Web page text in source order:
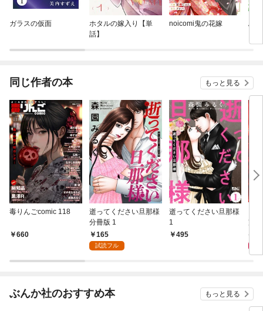
ガラスの仮面
ホタルの嫁入り【単
話】
noicomi鬼の花嫁 ふ
同じ作者の本 もっと見る
毒りんごcomic 118
660
逝ってください旦那様
分冊版 1
165
試読フル
逝ってください旦那様
1
495
完
ぶんか社のおすすめ本 もっと見る